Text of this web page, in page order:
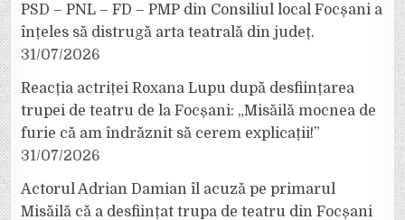
PSD – PNL – FD – PMP din Consiliul local Focșani a
înțeles să distrugă arta teatrală din județ.
31/07/2026
Reacția actriței Roxana Lupu după desființarea
trupei de teatru de la Focșani: „Misăilă mocnea de
furie că am îndrăznit să cerem explicații!”
31/07/2026
Actorul Adrian Damian îl acuză pe primarul
Misăilă că a desființat trupa de teatru din Focșani